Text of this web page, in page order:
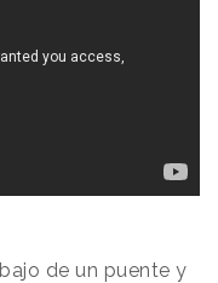
de un puente y